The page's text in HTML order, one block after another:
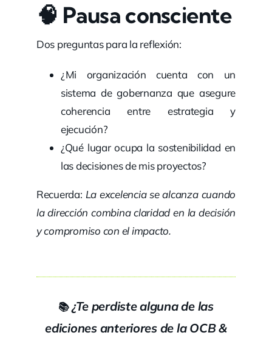
🧠 Pausa consciente
Dos preguntas para la reflexión:
¿Mi organización cuenta con un
sistema de gobernanza que asegure
coherencia entre estrategia y
ejecución?
¿Qué lugar ocupa la sostenibilidad en
las decisiones de mis proyectos?
Recuerda: La excelencia se alcanza cuando
la dirección combina claridad en la decisión
y compromiso con el impacto.
📚¿Te perdiste alguna de las
ediciones anteriores de la OCB &